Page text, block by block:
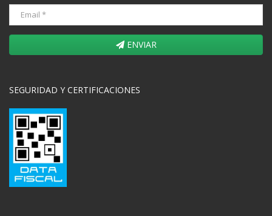
ENVIAR
SEGURIDAD Y CERTIFICACIONES